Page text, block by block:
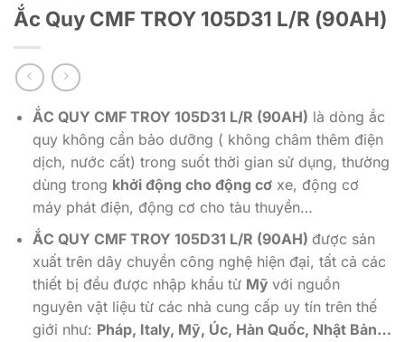
Ắc Quy CMF TROY 105D31 L/R (90AH)
ẮC QUY CMF TROY 105D31 L/R (90AH) là dòng ắc
quy không cần bảo dưỡng ( không châm thêm điện
dịch, nước cất) trong suốt thời gian sử dụng, thường
dùng trong khởi động cho động cơxe, động cơ
máy phát điện, động cơ cho tàu thuyền…
ẮC QUY CMF TROY 105D31 L/R (90AH) được sản
xuất trên dây chuyền công nghệ hiện đại, tất cả các
thiết bị đều được nhập khẩu từ Mỹ với nguồn
nguyên vật liệu từ các nhà cung cấp uy tín trên thế
giới như: Pháp, Italy, Mỹ, Úc, Hàn Quốc, Nhật Bản…